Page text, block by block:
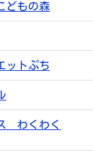
どもの森
ットぷち
わくわく